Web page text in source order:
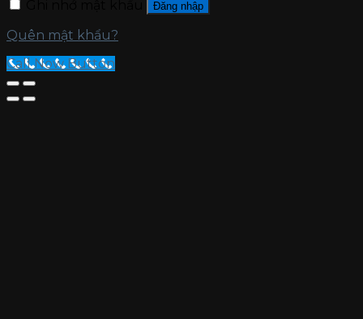
Đăng nhập
Quên mật khẩu?
Call Now Button